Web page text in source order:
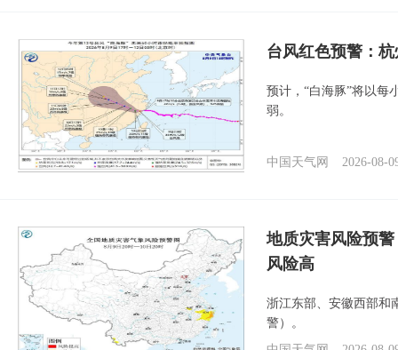
台风红色预警：
预计，“白海豚”将以每
弱。
中国天气网 2026-08-
地质灾害风险预
风险高
浙江东部、安徽西部和
警）。